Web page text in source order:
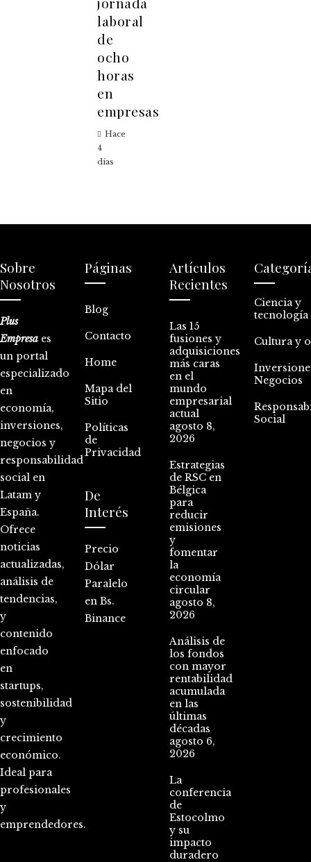
laboral
de
ocho
horas
en
empresas
Hace
4
días
Sobre
Nosotros
Plus
Empresa es
un portal
especializado
en
economía,
inversiones,
negocios y
responsabilidad
social en
Latam y
España.
Ofrece
noticias
actualizadas,
análisis de
tendencias,
y
contenido
enfocado
en
startups,
sostenibilidad
y
crecimiento
económico.
Ideal para
profesionales
y
emprendedores.
Páginas
Blog
Contacto
Home
Mapa del
Sitio
Políticas
de
Privacidad
De
Interés
Precio
Dólar
Paralelo
en Bs.
Binance
Artículos
Recientes
Las 15
fusiones y
adquisiciones
más caras
en el
mundo
empresarial
actual
agosto 8,
2026
Estrategias
de RSC en
Bélgica
para
reducir
emisiones
y
fomentar
la
economía
circular
agosto 8,
2026
Análisis de
los fondos
con mayor
rentabilidad
acumulada
en las
últimas
décadas
agosto 6,
2026
La
conferencia
de
Estocolmo
y su
impacto
duradero
Ciencia y
tecnología
Cultura y
Negocios
Social